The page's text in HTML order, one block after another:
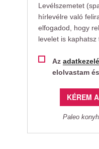
Levélszemetet
hírlevélre való
elfogadod, hogy
levelet is kaphatsz
Az
elolvastam
KÉREM
Paleo